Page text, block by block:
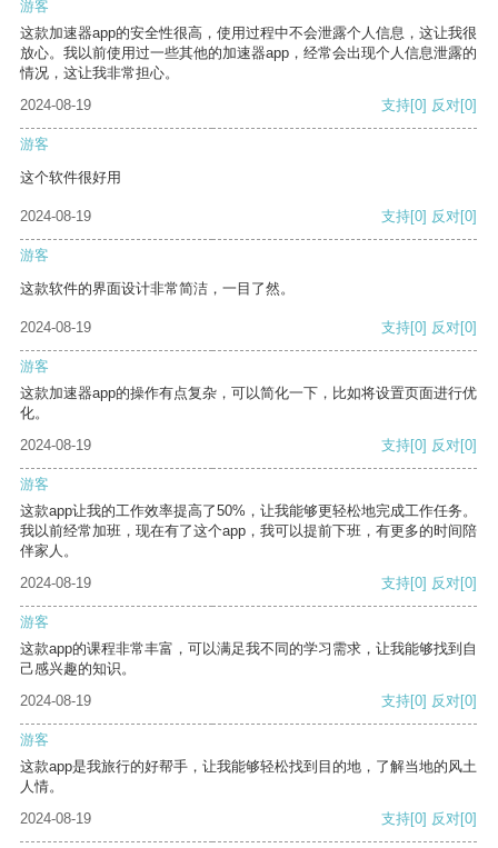
游客
这款加速器app的安全性很高，使用过程中不会泄露个人信息，这让我很
放心。我以前使用过一些其他的加速器app，经常会出现个人信息泄露的
情况，这让我非常担心。
2024-08-19
支持[0] 反对[0]
游客
这个软件很好用
2024-08-19 支持[0] 反对[0]
游客
这款软件的界面设计非常简洁，一目了然。
2024-08-19 支持[0] 反对[0]
游客
这款加速器app的操作有点复杂，可以简化一下，比如将设置页面进行优
化。
2024-08-19
支持[0] 反对[0]
游客
这款app让我的工作效率提高了50%，让我能够更轻松地完成工作任务。
我以前经常加班，现在有了这个app，我可以提前下班，有更多的时间陪
伴家人。
2024-08-19
支持[0] 反对[0]
游客
这款app的课程非常丰富，可以满足我不同的学习需求，让我能够找到自
己感兴趣的知识。
2024-08-19
支持[0] 反对[0]
游客
这款app是我旅行的好帮手，让我能够轻松找到目的地，了解当地的风土
人情。
2024-08-19
支持[0] 反对[0]